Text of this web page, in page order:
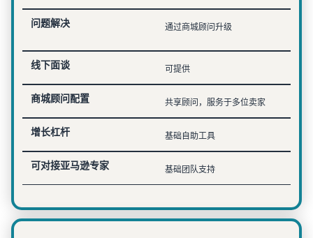
问题解决 通过商城顾问升级
线下面谈 可提供
商城顾问配置 共享顾问，服务于多位卖家
增长杠杆 基础自助工具
可对接亚马逊专家 基础团队支持